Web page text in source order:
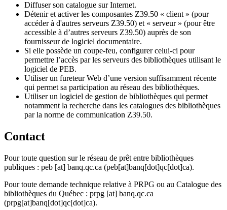
Diffuser son catalogue sur Internet.
Détenir et activer les composantes Z39.50 « client » (pour
accéder à d'autres serveurs Z39.50) et « serveur » (pour être
accessible à d’autres serveurs Z39.50) auprès de son
fournisseur de logiciel documentaire.
Si elle possède un coupe-feu, configurer celui-ci pour
permettre l’accès par les serveurs des bibliothèques utilisant le
logiciel de PEB.
Utiliser un fureteur Web d’une version suffisamment récente
qui permet sa participation au réseau des bibliothèques.
Utiliser un logiciel de gestion de bibliothèques qui permet
notamment la recherche dans les catalogues des bibliothèques
par la norme de communication Z39.50.
Contact
Pour toute question sur le réseau de prêt entre bibliothèques
publiques : peb [at] banq.qc.ca (peb[at]banq[dot]qc[dot]ca).
Pour toute demande technique relative à PRPG ou au Catalogue des
bibliothèques du Québec : prpg [at] banq.qc.ca
(prpg[at]banq[dot]qc[dot]ca).